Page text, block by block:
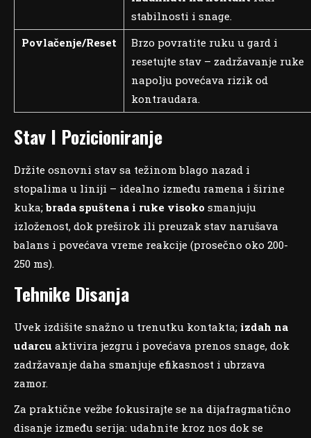
stabilnosti i snage.
Povlačenje/Reset
Brzo povratite ruku u gard i
resetujte stav – zadržavanje ruke
napolju povećava rizik od
kontraudara.
Stav I Pozicioniranje
Držite osnovni stav sa težinom blago nazad i
stopalima u liniji – idealno između ramena i širine
kuka;brada spuštena i ruke visoko smanjuju
izloženost, dok preširok ili preuzak stav narušava
balans i povećava vreme reakcije (prosečno oko 200-
250 ms).
Tehnike Disanja
Uvek izdišite snažno u trenutku kontakta; izdah na
udarcu aktivira jezgru i povećava prenos snage, dok
zadržavanje daha smanjuje efikasnost i ubrzava
zamor.
Za praktične vežbe fokusirajte se na dijafragmatično
disanje između serija: udahnite kroz nos dok se